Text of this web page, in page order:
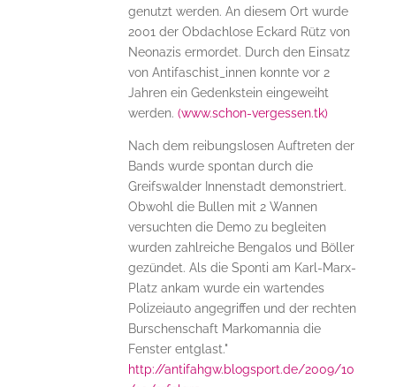
genutzt werden. An diesem Ort wurde
2001 der Obdachlose Eckard Rütz von
Neonazis ermordet. Durch den Einsatz
von Antifaschist_innen konnte vor 2
Jahren ein Gedenkstein eingeweiht
werden. (www.schon-vergessen.tk)
Nach dem reibungslosen Auftreten der
Bands wurde spontan durch die
Greifswalder Innenstadt demonstriert.
Obwohl die Bullen mit 2 Wannen
versuchten die Demo zu begleiten
wurden zahlreiche Bengalos und Böller
gezündet. Als die Sponti am Karl-Marx-
Platz ankam wurde ein wartendes
Polizeiauto angegriffen und der rechten
Burschenschaft Markomannia die
Fenster entglast."
http://antifahgw.blogsport.de/2009/10